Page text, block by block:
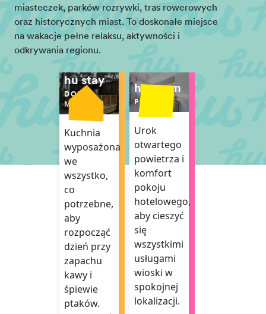
miasteczek, parków rozrywki, tras rowerowych
oraz historycznych miast. To doskonałe miejsce
na wakacje pełne relaksu, aktywności i
odkrywania regionu.
hu stay
DOMKI
MOBILNE
Kuchnia
wyposażona
we
wszystko,
co
potrzebne,
aby
rozpocząć
dzień przy
zapachu
kawy i
śpiewie
ptaków.
hu room
POKÓJ
Urok
otwartego
powietrza i
komfort
pokoju
hotelowego,
aby cieszyć
się
wszystkimi
usługami
wioski w
spokojnej
lokalizacji.